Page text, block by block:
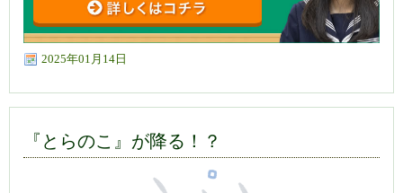
2025年01月14日
『とらのこ』が降る！？